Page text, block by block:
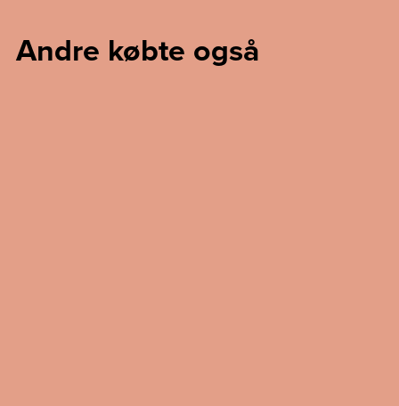
Andre købte også